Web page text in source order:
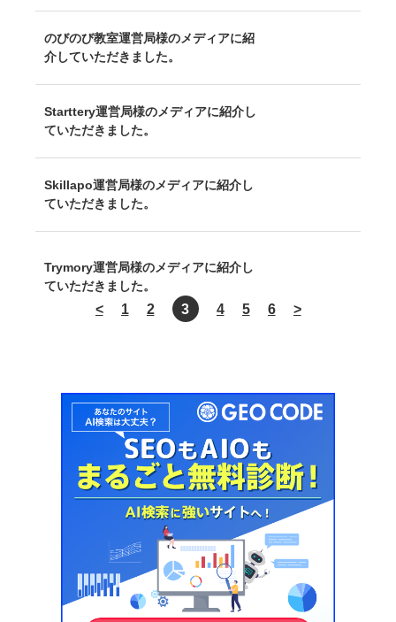
のびのび教室運営局様のメディアに紹
介していただきました。
Starttery運営局様のメディアに紹介し
ていただきました。
Skillapo運営局様のメディアに紹介し
ていただきました。
Trymory運営局様のメディアに紹介し
ていただきました。
< 1 2 3 4 5 6 >